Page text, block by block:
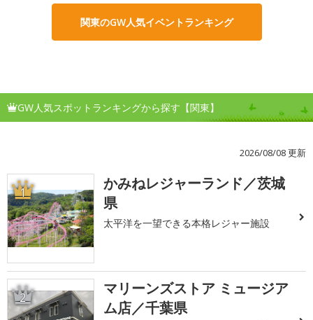
関東のGW人気イベントランキング
GW人気スポットランキングから探す【関東】
2026/08/08 更新
1
かみねレジャーランド／茨城
県
太平洋を一望できる本格レジャー施設
2
マリーンズストア ミュージア
ム店／千葉県